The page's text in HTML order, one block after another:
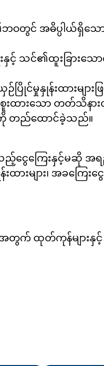
ဝတွင် အဓိပ္ပါယ်ရှိ
နှင့် သင်၏ထူးခြားသ
ဉ်ပြိုင်မှုနှုန်းထားမျ
ထားသော တတ်သိနာ
းကို တည်ထောင်ခဲ့သည်။
ည့်ငွေကြေးနှင့်မဆို
းများ၊ အခကြေး
အတွက် ထုတ်ကုန်များနှ